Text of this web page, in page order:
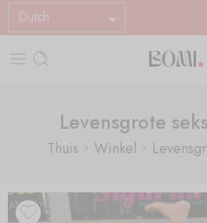
Dutch
Levensgrote
Thuis Winkel